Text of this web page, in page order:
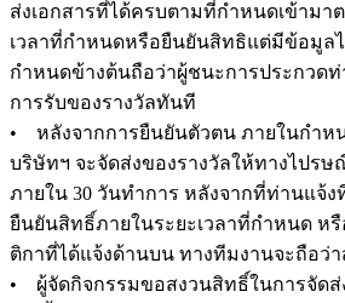
ส่งเอกสารที่ได้ครบตามที่กำหนดเข้ามา
เวลาที่กำหนดหรือยืนยันสิทธิแต่มีข้อมูล
กำหนดข้างต้นถือว่าผู้ชนะการประกวด
การรับของรางวัลทันที
• หลังจากการยืนยันตัวตน ภายในกำห
บริษัทฯ จะจัดส่งของรางวัลให้ทางไปร
ภายใน 30 วันทำการ หลังจากที่ท่านแจ้
ยืนยันสิทธิ์ภายในระยะเวลาที่กำหนด ห
ติกาที่ได้แจ้งด้านบน ทางทีมงานจะถือว่
• ผู้จัดกิจกรรมขอสงวนสิทธิ์ในการจัดส่ง